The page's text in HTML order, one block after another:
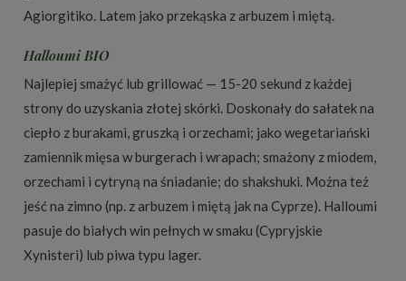
Agiorgitiko. Latem jako przekąska z arbuzem i miętą.
Halloumi BIO
Najlepiej smażyć lub grillować — 15-20 sekund z każdej
strony do uzyskania złotej skórki. Doskonały do sałatek na
ciepło z burakami, gruszką i orzechami; jako wegetariański
zamiennik mięsa w burgerach i wrapach; smażony z miodem,
orzechami i cytryną na śniadanie; do shakshuki. Można też
jeść na zimno (np. z arbuzem i miętą jak na Cyprze). Halloumi
pasuje do białych win pełnych w smaku (Cypryjskie
Xynisteri) lub piwa typu lager.